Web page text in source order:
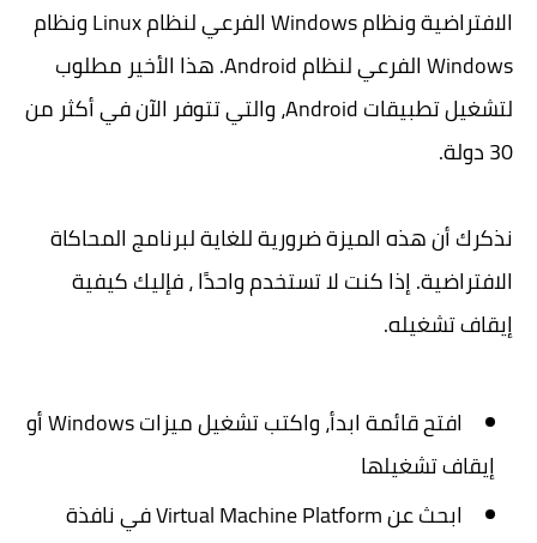
الافتراضية ونظام Windows الفرعي لنظام Linux ونظام
Windows الفرعي لنظام Android. هذا الأخير مطلوب
لتشغيل تطبيقات Android، والتي تتوفر الآن في أكثر من
30 دولة.
نذكرك أن هذه الميزة ضرورية للغاية لبرنامج المحاكاة
الافتراضية. إذا كنت لا تستخدم واحدًا ، فإليك كيفية
إيقاف تشغيله.
افتح قائمة ابدأ، واكتب تشغيل ميزات Windows أو
إيقاف تشغيلها
ابحث عن Virtual Machine Platform في نافذة